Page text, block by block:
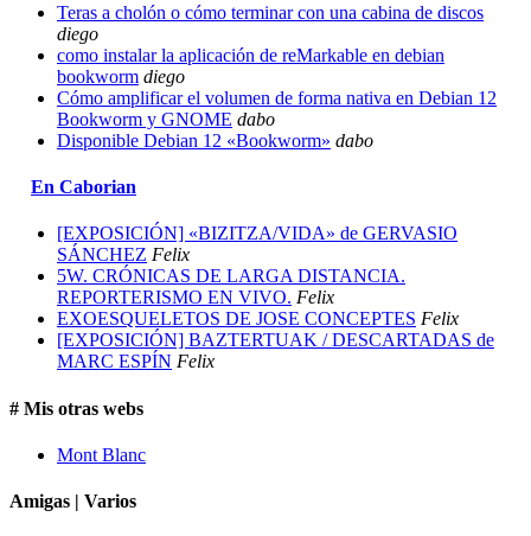
Teras a cholón o cómo terminar con una cabina de discos
diego
como instalar la aplicación de reMarkable en debian
bookworm diego
Cómo amplificar el volumen de forma nativa en Debian 12
Bookworm y GNOME dabo
Disponible Debian 12 «Bookworm» dabo
En Caborian
[EXPOSICIÓN] «BIZITZA/VIDA» de GERVASIO
SÁNCHEZ Felix
5W. CRÓNICAS DE LARGA DISTANCIA.
REPORTERISMO EN VIVO. Felix
EXOESQUELETOS DE JOSE CONCEPTES Felix
[EXPOSICIÓN] BAZTERTUAK / DESCARTADAS de
MARC ESPÍN Felix
# Mis otras webs
Mont Blanc
Amigas | Varios